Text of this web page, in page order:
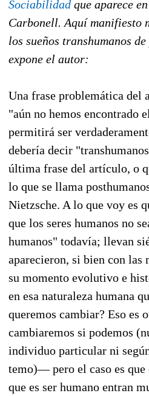
Sociabilidad que aparece en
Carbonell. Aquí manifiesto
los sueños transhumanos
expone el autor:
Una frase problemática del
"aún no hemos encontrado
permitirá ser
debería decir
última frase del artículo, o
lo que se llama
Nietzsche. A lo que voy es
que los seres humanos no
humanos" todavía; llevan
aparecieron, si bien con las
su momento evolutivo e
en esa naturaleza humana
queremos cambiar? Eso es
cambiaremos si podemos
individuo particular ni
temo)— pero el caso es
que es ser humano entran